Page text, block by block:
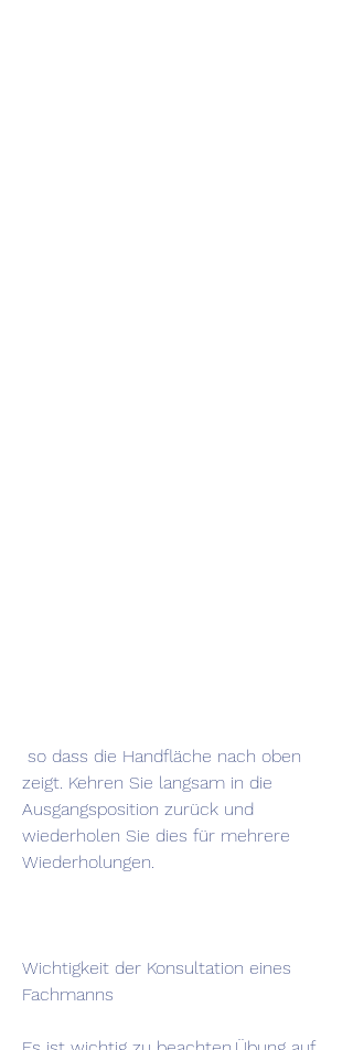
zeigt. Kehren Sie langsam in die
Ausgangsposition zurück und
wiederholen Sie dies für mehrere
Wiederholungen.
Wichtigkeit der Konsultation eines
Fachmanns